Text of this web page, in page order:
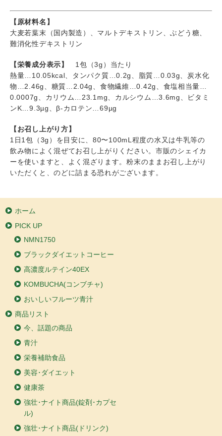
【原材料名】
大麦若葉末（国内製造）、マルトデキストリン、ぶどう糖、
難消化性デキストリン
【栄養成分表示】
1包（3g）当たり
熱量…10.05kcal、タンパク質…0.2g、脂質…0.03g、炭水化
物…2.46g、糖質…2.04g、食物繊維…0.42g、食塩相当量…
0.0007g、カリウム…23.1mg、カルシウム…3.6mg、ビタミ
ンK…9.3µg、β-カロテン…69µg
【お召し上がり方】
1日1包（3g）を目安に、80〜100mL程度の水又は牛乳等の
飲み物によく混ぜてお召し上がりください。市販のシェイカ
ーを使いますと、よく混ざります。粉末のままお召し上がり
いただくと、のどに詰まる恐れがございます。
ホーム
PICK UP
NMN1750
ブラックダイエットコーヒー
高濃度ルテイン40EX
KOMBUCHA(コンブチャ)
おいしいフルーツ青汁
商品リスト
今、話題の商品
青汁
栄養補助食品
美容･ダイエット
健康茶
強壮･ナイト商品(錠剤･カプセ
ル)
強壮･ナイト商品(ドリンク)